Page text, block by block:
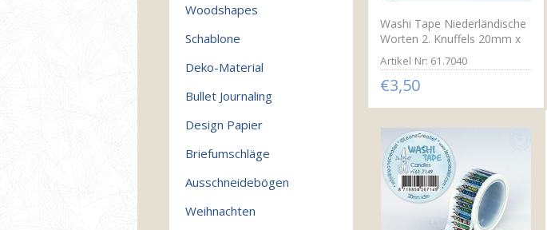
Washi Tape Niederländische
Worten 2. Knuffels 20mm x
5m.
Artikel Nr: 61.7040
€3,50
Woodshapes
Schablone
Deko-Material
Bullet Journaling
Design Papier
Briefumschläge
Ausschneidebögen
Weihnachten